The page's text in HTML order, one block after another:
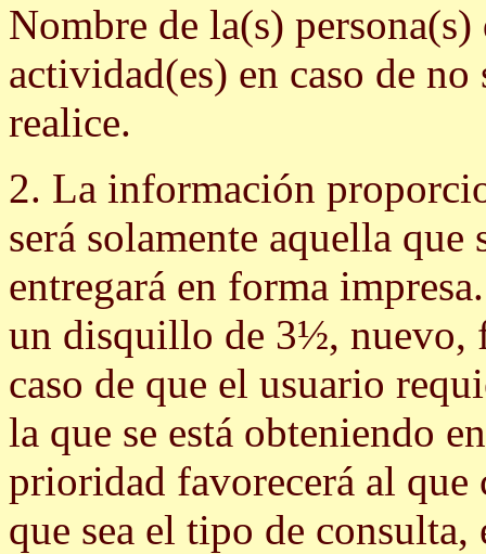
Nombre de la(s)
actividad(es) en caso de
realice.
2. La información
será solamente aquella que
entregará en forma
un disquillo de 3½, nuevo,
caso de que el usuario
la que se está obteniendo
prioridad favorecerá al
que sea el tipo de